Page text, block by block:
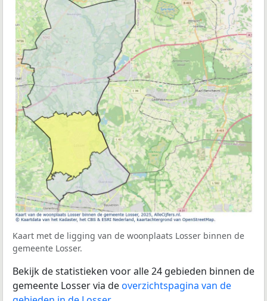
Kaart met de ligging van de woonplaats Losser binnen de
gemeente Losser.
Bekijk de statistieken voor alle 24 gebieden binnen de
gemeente Losser via deoverzichtspagina van de